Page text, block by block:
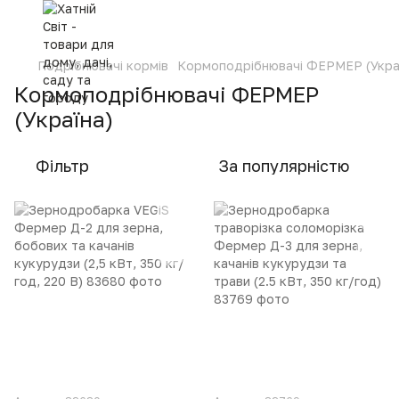
Подрібнювачі кормів Кормоподрібнювачі ФЕРМЕР
Кормоподрібнювачі ФЕРМЕР
(Україна)
Фільтр За популярністю